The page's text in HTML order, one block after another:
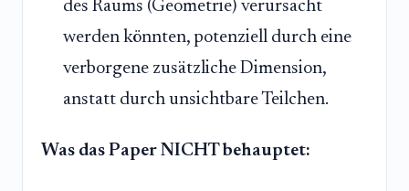
des Raums (Geometrie) verursacht
werden könnten, potenziell durch eine
verborgene zusätzliche Dimension,
anstatt durch unsichtbare Teilchen.
Was das Paper NICHT behauptet: